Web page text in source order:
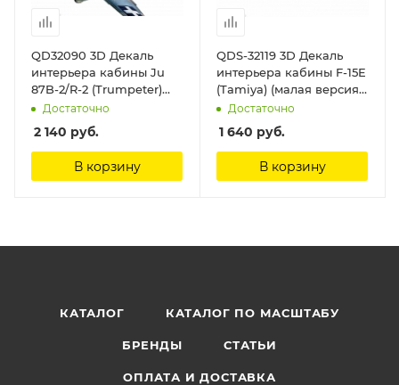
QD32090 3D Декаль
интерьера кабины Ju
87B-2/R-2 (Trumpeter)
Quinta Studio
Достаточно
2 140 руб.
В корзину
QDS-32119 3D Декаль
интерьера кабины F-15E
(Tamiya) (малая версия)
Quinta Studio
Достаточно
1 640 руб.
В корзину
КАТАЛОГ КАТАЛОГ ПО МАСШТАБУ
БРЕНДЫ СТАТЬИ
ОПЛАТА И ДОСТАВКА